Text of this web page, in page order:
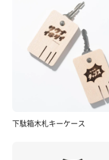
下駄箱木札キーケース